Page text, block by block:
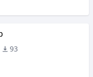
93